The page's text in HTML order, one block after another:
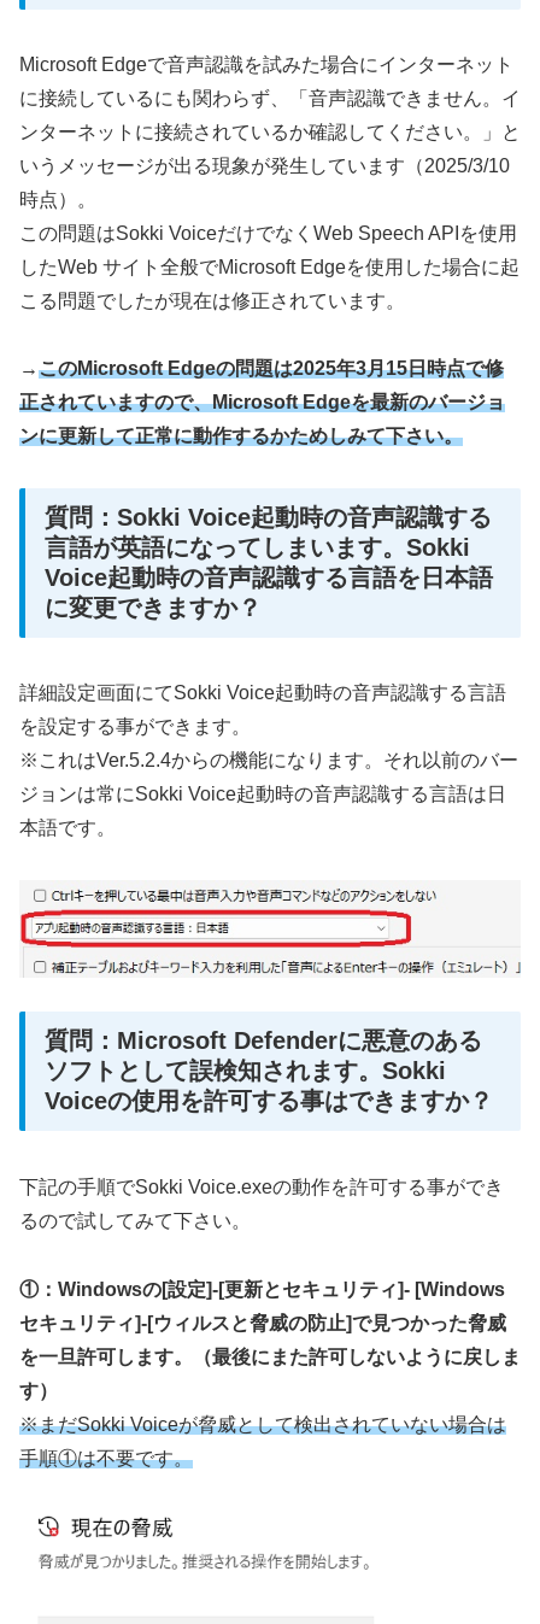
Microsoft Edgeで音声認識を試みた場合にインターネット
に接続しているにも関わらず、「音声認識できません。イ
ンターネットに接続されているか確認してください。」と
いうメッセージが出る現象が発生しています（2025/3/10
時点）。
この問題はSokki VoiceだけでなくWeb Speech APIを使用
したWeb サイト全般でMicrosoft Edgeを使用した場合に起
こる問題でしたが現在は修正されています。
→このMicrosoft Edgeの問題は2025年3月15日時点で修
正されていますので、Microsoft Edgeを最新のバージョ
ンに更新して正常に動作するかためしみて下さい。
質問：Sokki Voice起動時の音声認識する
言語が英語になってしまいます。Sokki
Voice起動時の音声認識する言語を日本語
に変更できますか？
詳細設定画面にてSokki Voice起動時の音声認識する言語
を設定する事ができます。
※これはVer.5.2.4からの機能になります。それ以前のバー
ジョンは常にSokki Voice起動時の音声認識する言語は日
本語です。
質問：Microsoft Defenderに悪意のある
ソフトとして誤検知されます。Sokki
Voiceの使用を許可する事はできますか？
下記の手順でSokki Voice.exeの動作を許可する事ができ
るので試してみて下さい。
①：Windowsの[設定]-[更新とセキュリティ]- [Windows
セキュリティ]-[ウィルスと脅威の防止]で見つかった脅威
を一旦許可します。（最後にまた許可しないように戻しま
す）
※まだSokki Voiceが脅威として検出されていない場合は
手順①は不要です。